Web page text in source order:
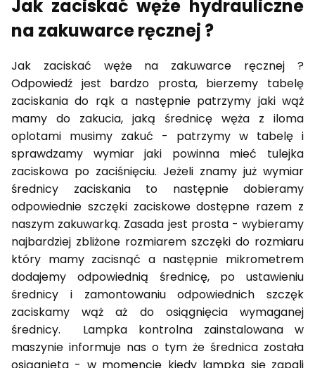
Jak zaciskać węże hydrauliczne
na zakuwarce ręcznej ?
Jak zaciskać węże na zakuwarce ręcznej ?
Odpowiedź jest bardzo prosta, bierzemy tabelę
zaciskania do rąk a następnie patrzymy jaki wąż
mamy do zakucia, jaką średnicę węża z iloma
oplotami musimy zakuć - patrzymy w tabelę i
sprawdzamy wymiar jaki powinna mieć tulejka
zaciskowa po zaciśnięciu. Jeżeli znamy już wymiar
średnicy zaciskania to następnie dobieramy
odpowiednie szczęki zaciskowe dostępne razem z
naszym zakuwarką. Zasada jest prosta - wybieramy
najbardziej zbliżone rozmiarem szczęki do rozmiaru
który mamy zacisnąć a następnie mikrometrem
dodajemy odpowiednią średnicę, po ustawieniu
średnicy i zamontowaniu odpowiednich szczęk
zaciskamy wąż aż do osiągnięcia wymaganej
średnicy. Lampka kontrolna zainstalowana w
maszynie informuje nas o tym że średnica została